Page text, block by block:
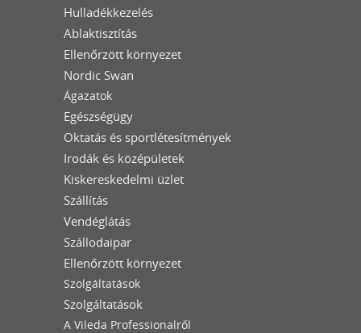
Hulladékkezelés
Ablaktisztítás
Ellenőrzött környezet
Nordic Swan
Ágazatok
Egészségügy
Oktatás és sportlétesítmények
Irodák és középületek
Kiskereskedelmi üzlet
Szállítás
Vendéglátás
Szállodaipar
Ellenőrzött környezet
Szolgáltatások
Szolgáltatások
A Vileda Professionalről